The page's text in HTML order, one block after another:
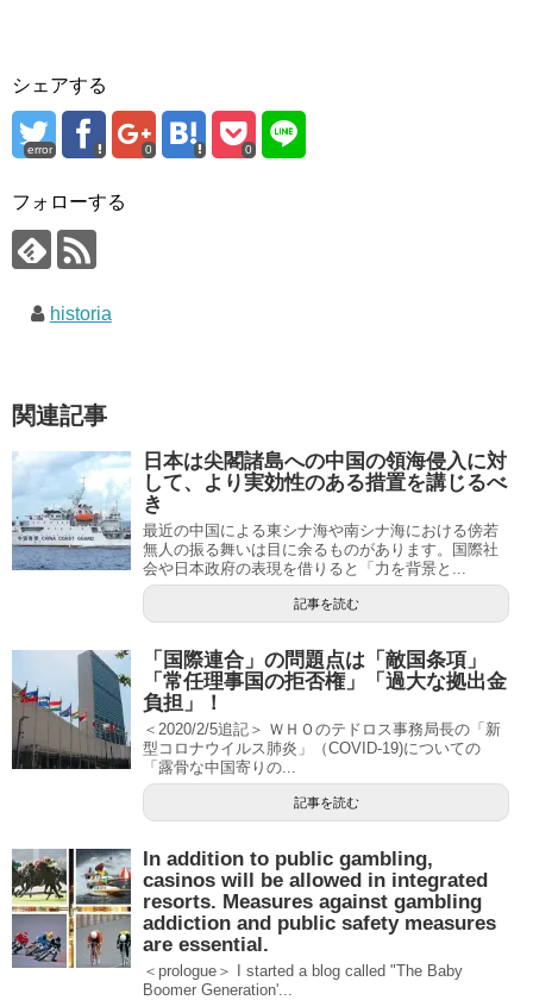
シェアする
error 0 0
フォローする
historia
関連記事
日本は尖閣諸島への中国の領海侵入に対
して、より実効性のある措置を講じるべ
き
最近の中国による東シナ海や南シナ海における傍若
無人の振る舞いは目に余るものがあります。国際社
会や日本政府の表現を借りると「力を背景と...
記事を読む
「国際連合」の問題点は「敵国条項」
「常任理事国の拒否権」「過大な拠出金
負担」！
＜2020/2/5追記＞ ＷＨＯのテドロス事務局長の「新
型コロナウイルス肺炎」（COVID-19)についての
「露骨な中国寄りの...
記事を読む
In addition to public gambling,
casinos will be allowed in integrated
resorts. Measures against gambling
addiction and public safety measures
are essential.
＜prologue＞ I started a blog called "The Baby
Boomer Generation'...